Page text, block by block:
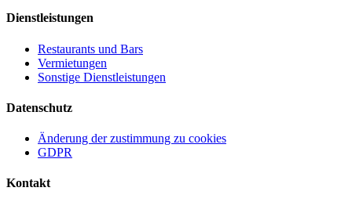
Dienstleistungen
Restaurants und Bars
Vermietungen
Sonstige Dienstleistungen
Datenschutz
Änderung der zustimmung zu cookies
GDPR
Kontakt